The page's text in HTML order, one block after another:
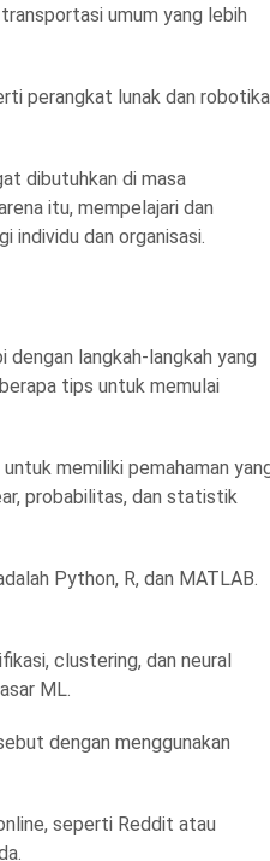
umum yang lebih
perangkat lunak dan
dibutuhkan di masa
itu, mempelajari dan
individu dan organisasi.
langkah-langkah yang
tips untuk memulai
memiliki pemahaman
probabilitas, dan statistik
Python, R, dan MATLAB.
clustering, dan neural
ML.
dengan menggunakan
seperti Reddit atau